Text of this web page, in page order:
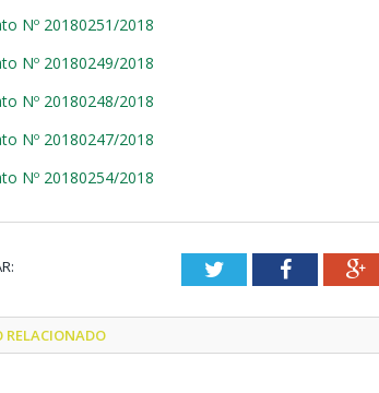
Nº 20180251/2018
Nº 20180249/2018
Nº 20180248/2018
Nº 20180247/2018
Nº 20180254/2018
TwitterFacebook
RELACIONADO